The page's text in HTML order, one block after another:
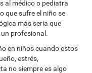
al médico o pediatra
que sufre el niño se
más seria que
profesional.
en niños cuando estos
estrés,
no siempre es algo